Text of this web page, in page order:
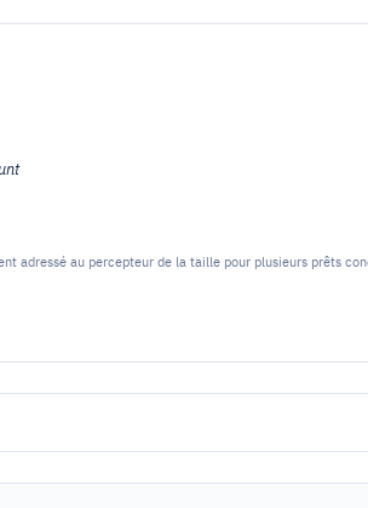
adressé au percepteur de la taille pour plusieurs prêts